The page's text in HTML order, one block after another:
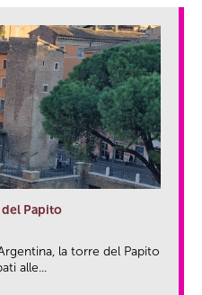
del Papito
la torre del Papito
alle...